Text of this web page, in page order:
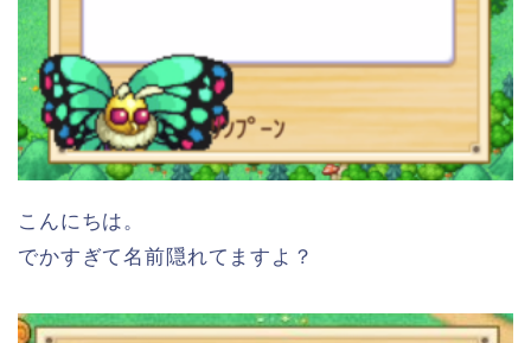
こんにちは。
でかすぎて名前隠れてますよ？